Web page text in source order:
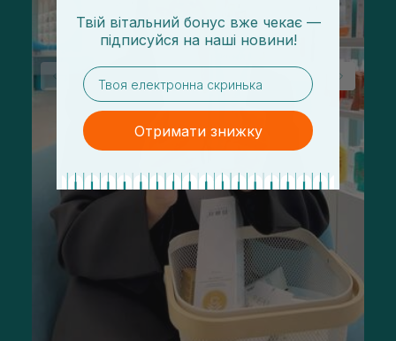
Твій вітальний бонус вже чекає —
підписуйся на наші новини!
email
Отримати знижку